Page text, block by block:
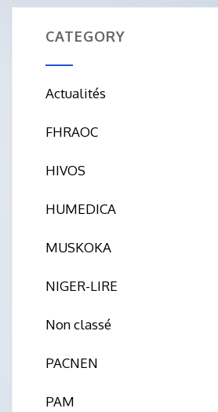
CATEGORY
Actualités
FHRAOC
HIVOS
HUMEDICA
MUSKOKA
NIGER-LIRE
Non classé
PACNEN
PAM